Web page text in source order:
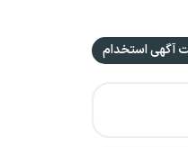
آگهی استخدام